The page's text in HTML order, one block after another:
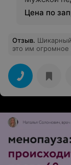
Цена по
Отзыв.
это им огромное